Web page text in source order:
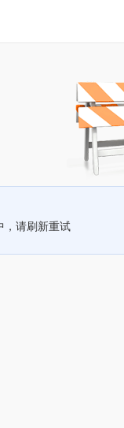
，请刷新重试